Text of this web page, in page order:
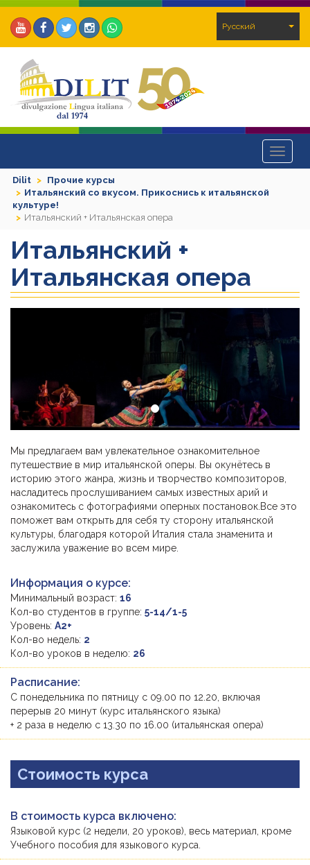
Pусский
Toggle
Dilit
Прочие курсы
Итальянский со вкусом. Прикоснись к итальянской
культуре!
Итальянский + Итальянская опера
Итальянский +
Итальянская опера
Мы предлагаем вам увлекательное ознакомительное
путешествие в мир итальянской оперы. Вы окунётесь в
историю этого жанра, жизнь и творчество композиторов,
насладитесь прослушиванием самых известных арий и
ознакомитесь с фотографиями оперных постановок.Все это
поможет вам открыть для себя ту сторону итальянской
культуры, благодаря которой Италия стала знаменита и
заслужила уважение во всем мире.
Информация о курсе:
Минимальный возраст: 16
Кол-во студентов в группе: 5-14/1-5
Уровень: A2+
Кол-во недель: 2
Кол-во уроков в неделю: 26
Расписание:
С понедельника по пятницу с 09.00 по 12.20, включая
перерыв 20 минут (курс итальянского языка)
+ 2 раза в неделю с 13.30 по 16.00 (итальянская опера)
Стоимость курса
В стоимость курса включено:
Языковой курс (2 недели, 20 уроков), весь материал, кроме
Учебного пособия для языкового курса.